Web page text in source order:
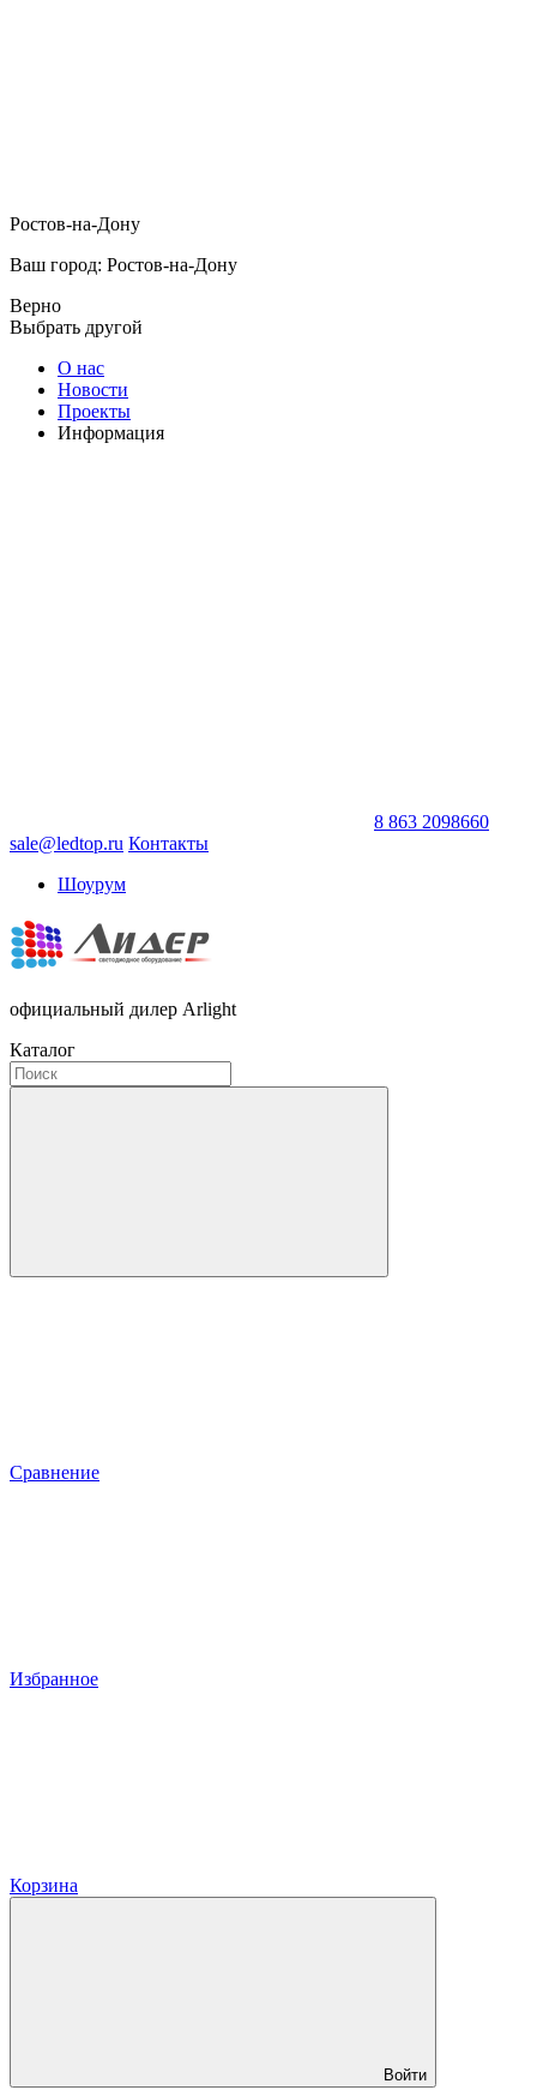
Ростов-на-Дону
Ваш город: Ростов-на-Дону
Верно
Выбрать другой
О нас
Новости
Проекты
Информация
8 863 2098660
sale@ledtop.ru Контакты
Шоурум
официальный дилер Arlight
Каталог
Сравнение
Избранное
Корзина
Войти